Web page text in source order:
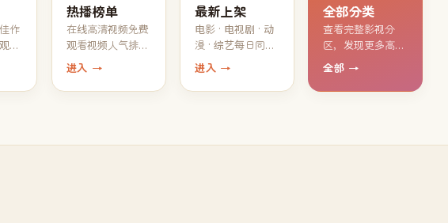
作
热播榜单
在线高清视频免费
观看视频人气排
行，大家都在追的
高分片单
进入 →
最新上架
电影 · 电视剧 · 动
漫 · 综艺每日同步
上新，最新高清视
频持续免费观看
进入 →
全部分类
查看完整影视分
区，发现更多高清
免费片源
全部 →